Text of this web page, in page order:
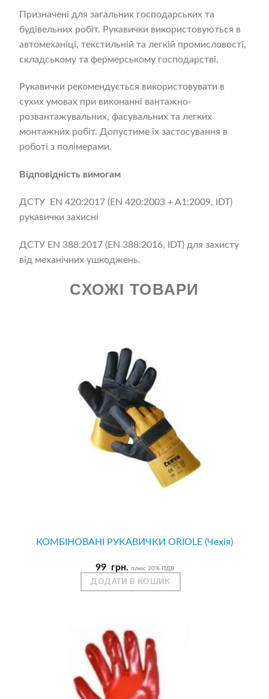
Призначені для загальних господарських та
будівельних робіт. Рукавички використовуються в
автомеханіці, текстильній та легкій промисловості,
складському та фермерському господарстві.
Рукавички рекомендується використовувати в
сухих умовах при виконанні вантажно-
розвантажувальних, фасувальних та легких
монтажних робіт. Допустиме їх застосування в
роботі з полімерами.
Відповідність вимогам
ДСТУ ЕN 420:2017 (EN 420:2003 + A1:2009, IDT)
рукавички захисні
ДСТУ EN 388:2017 (EN 388:2016, IDT) для захисту
від механічних ушкоджень.
СХОЖІ ТОВАРИ
КОМБІНОВАНІ РУКАВИЧКИ ORIOLE (Чехія)
99 грн. плюс 20% ПДВ
ДОДАТИ В КОШИК